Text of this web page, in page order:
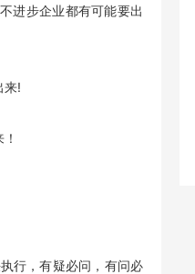
进步企业都有可能要出
来!
！
行，有疑必问，有问必